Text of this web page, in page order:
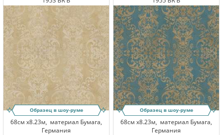
Образец в шоу-руме
68см x8.23м, материал Бумага,
Германия
Образец в шоу-руме
68см x8.23м, материал Бумага,
Германия